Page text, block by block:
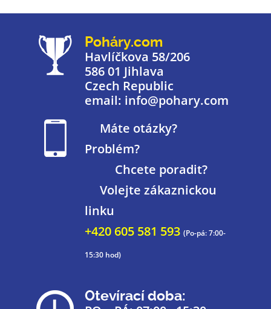
Poháry.com
Havlíčkova 58/206
586 01 Jihlava
Czech Republic
email: info@pohary.com
Máte otázky?
Problém?
Chcete poradit?
Volejte zákaznickou
linku
+420 605 581 593 (Po-pá: 7:00-
15:30 hod)
Otevírací doba: